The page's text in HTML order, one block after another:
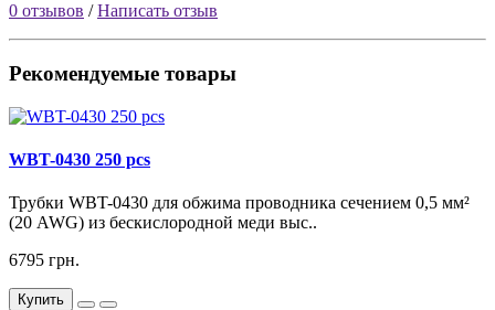
0 отзывов /Написать отзыв
Рекомендуемые товары
WBT-0430 250 pcs
Трубки WBT-0430 для обжима проводника сечением 0,5 мм²
(20 AWG) из бескислородной меди выс..
6795 грн.
Купить